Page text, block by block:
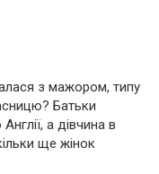
з мажором, типу
Батьки
а дівчина в
ще жінок